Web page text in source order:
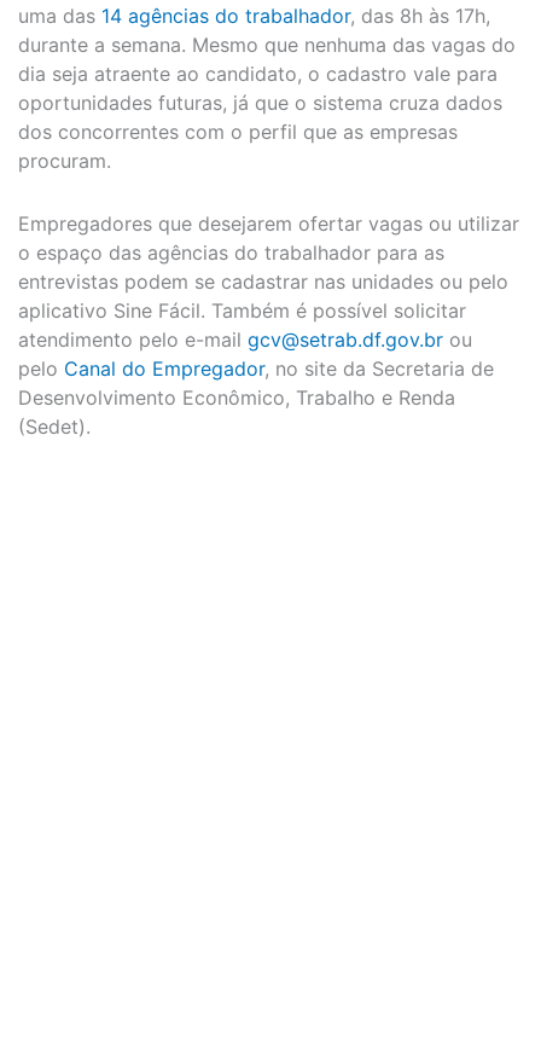
uma das 14 agências do trabalhador, das 8h às 17h,
durante a semana. Mesmo que nenhuma das vagas do
dia seja atraente ao candidato, o cadastro vale para
oportunidades futuras, já que o sistema cruza dados
dos concorrentes com o perfil que as empresas
procuram.
Empregadores que desejarem ofertar vagas ou utilizar
o espaço das agências do trabalhador para as
entrevistas podem se cadastrar nas unidades ou pelo
aplicativo Sine Fácil. Também é possível solicitar
atendimento pelo e-mail gcv@setrab.df.gov.br ou
pelo Canal do Empregador, no site da Secretaria de
Desenvolvimento Econômico, Trabalho e Renda
(Sedet).